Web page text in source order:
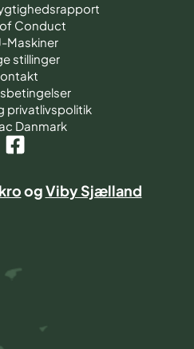
Conduct
Maskiner
stillinger
privatlivspolitik
Danmark
ogViby Sjælland